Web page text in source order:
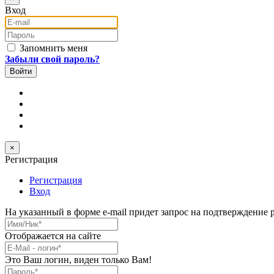
Вход
E-mail
Пароль
Запомнить меня
Забыли свой пароль?
×
Регистрация
Регистрация
Вход
На указанный в форме e-mail придет запрос на подтверждение
Имя/Ник
Отображается на сайте
E-Mail *
Это Ваш логин, виден только Вам!
Пароль*